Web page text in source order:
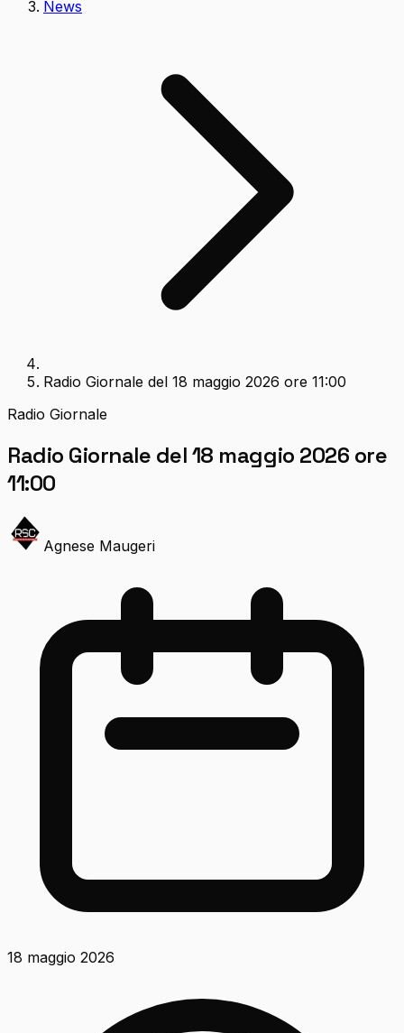
News
Radio Giornale del 18 maggio 2026 ore 11:00
Radio Giornale
Radio Giornale del 18 maggio 2026 ore
11:00
Agnese Maugeri
18 maggio 2026